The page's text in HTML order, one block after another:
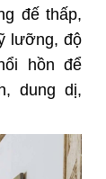
đế thấp,
lưỡng, độ
hồn để
dung dị,